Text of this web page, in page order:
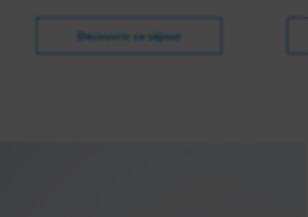
Découvrir ce séjour